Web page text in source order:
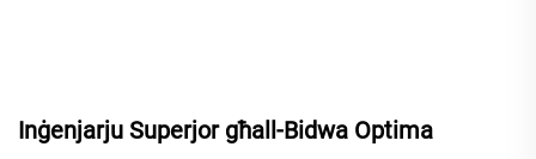
Inġenjarju Superjor għall-Bidwa Optima